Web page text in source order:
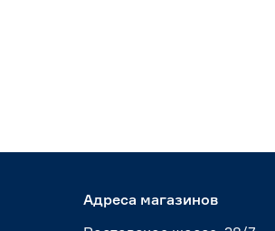
Адреса магазинов